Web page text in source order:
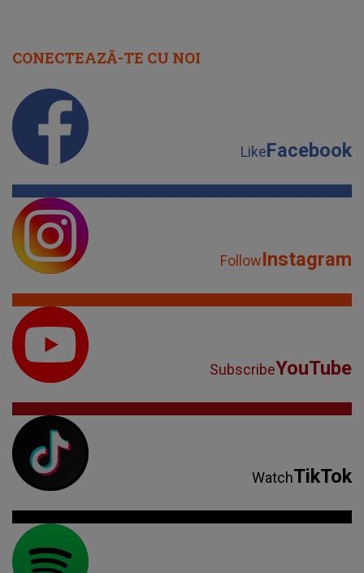
CONECTEAZĂ-TE CU NOI
LikeFacebook
FollowInstagram
SubscribeYouTube
WatchTikTok